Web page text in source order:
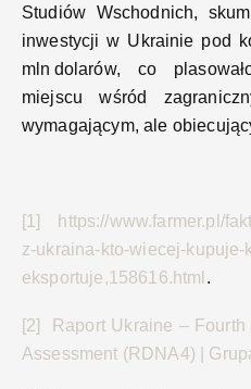
Studiów Wschodnich,
inwestycji w Ukrainie pod
mln dolarów, co
miejscu wśród
wymagającym, ale
[1]
https://www.farmer.pl/
z-ukraina-kto-wiecej-kupuje-
eksportuje,158616.html .
[2]
Raport Ukraine –
Assessment (RDNA4) |